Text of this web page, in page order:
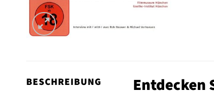
BESCHREIBUNG Entdecken